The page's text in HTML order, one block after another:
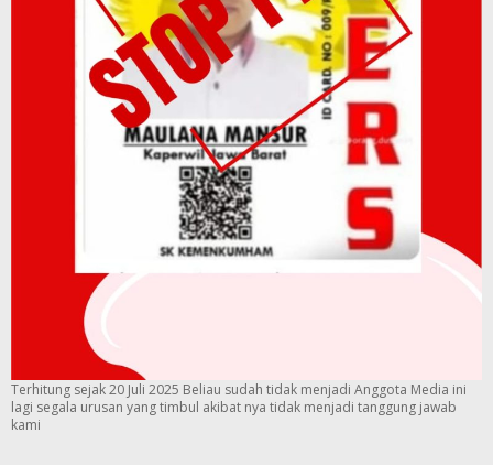
Terhitung sejak 20 Juli 2025 Beliau sudah tidak menjadi Anggota Media ini
lagi segala urusan yang timbul akibat nya tidak menjadi tanggung jawab
kami